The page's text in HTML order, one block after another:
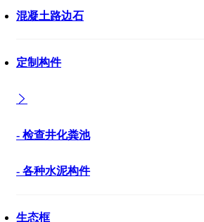
混凝土路边石
定制构件
- 检查井化粪池
- 各种水泥构件
生态框